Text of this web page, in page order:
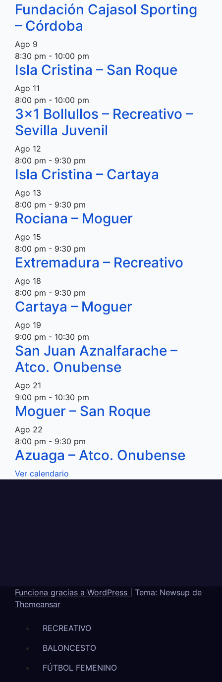
Fundación Cajasol Sporting
– Córdoba
Ago 9
8:30 pm - 10:00 pm
Isla Cristina – San Roque
Ago 11
8:00 pm - 10:00 pm
3×1 Bollullos – Recreativo –
Sevilla Juvenil
Ago 12
8:00 pm - 9:30 pm
Isla Cristina – Cartaya
Ago 13
8:00 pm - 9:30 pm
Rociana – Moguer
Ago 15
8:00 pm - 9:30 pm
Extremadura – Recreativo
Ago 18
8:00 pm - 9:30 pm
Cartaya – Moguer
Ago 19
9:00 pm - 10:30 pm
San Juan Aznalfarache –
Atco. Onubense
Ago 21
9:00 pm - 10:30 pm
Moguer – San Roque
Ago 22
8:00 pm - 9:30 pm
Azuaga – Atco. Onubense
Ver calendario
Funciona gracias a WordPress
Tema: Newsup de
Themeansar
RECREATIVO
BALONCESTO
FÚTBOL FEMENINO